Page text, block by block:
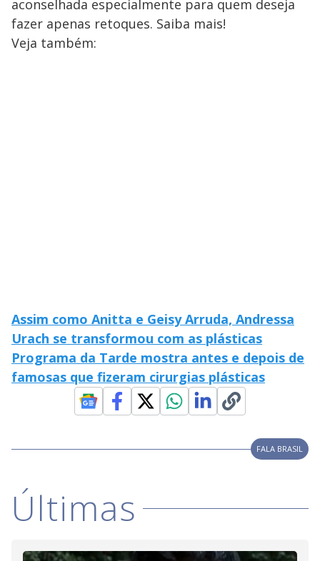
V
o
aconselhada especialmente para quem deseja
fazer apenas retoques. Saiba mais!
Veja também:
Assim como Anitta e Geisy Arruda, Andressa
Urach se transformou com as plásticas
Programa da Tarde mostra antes e depois de
famosas que fizeram cirurgias plásticas
FALA BRASIL
Últimas